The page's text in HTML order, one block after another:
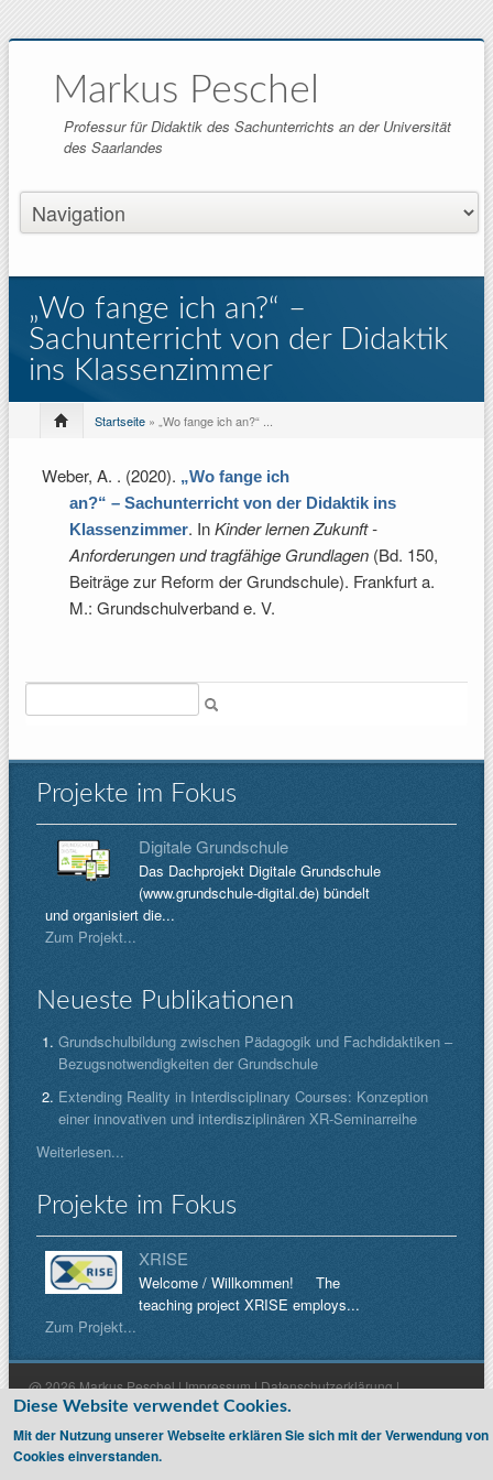
Markus Peschel
Professur für Didaktik des Sachunterrichts an der Universität
des Saarlandes
„Wo fange ich an?“ –
Sachunterricht von der Didaktik
ins Klassenzimmer
Startseite » „Wo fange ich an?“ ...
Weber, A. . (2020). „Wo fange ich
an?“ – Sachunterricht von der Didaktik ins
Klassenzimmer. InKinder lernen Zukunft -
Anforderungen und tragfähige Grundlagen (Bd. 150,
Beiträge zur Reform der Grundschule). Frankfurt a.
M.: Grundschulverband e. V.
Projekte im Fokus
Digitale Grundschule
Das Dachprojekt Digitale Grundschule
(www.grundschule-digital.de) bündelt
und organisiert die...
Zum Projekt...
Neueste Publikationen
Grundschulbildung zwischen Pädagogik und Fachdidaktiken –
Bezugsnotwendigkeiten der Grundschule
Extending Reality in Interdisciplinary Courses: Konzeption
einer innovativen und interdisziplinären XR-Seminarreihe
Weiterlesen...
Projekte im Fokus
XRISE
Welcome / Willkommen! The
teaching project XRISE employs...
Zum Projekt...
@ 2026 Markus Peschel |Impressum|Datenschutzerklärung|
Diese Website verwendet Cookies.
Mit der Nutzung unserer Webseite erklären Sie sich mit der Verwendung von
Cookies einverstanden.